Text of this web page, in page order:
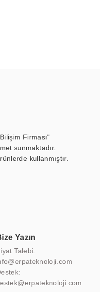
Firması"
sunmaktadır.
kullanmıştır.
uzman kadroları,
Yazın
Talebi: